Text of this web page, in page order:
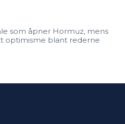
som åpner Hormuz, mens
optimisme blant rederne